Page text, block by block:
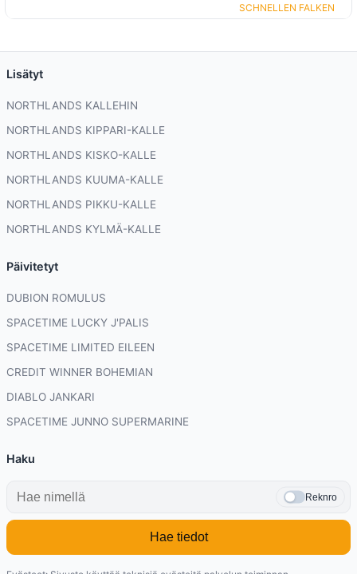
SCHNELLEN FALKEN
Lisätyt
NORTHLANDS KALLEHIN
NORTHLANDS KIPPARI-KALLE
NORTHLANDS KISKO-KALLE
NORTHLANDS KUUMA-KALLE
NORTHLANDS PIKKU-KALLE
NORTHLANDS KYLMÄ-KALLE
Päivitetyt
DUBION ROMULUS
SPACETIME LUCKY J'PALIS
SPACETIME LIMITED EILEEN
CREDIT WINNER BOHEMIAN
DIABLO JANKARI
SPACETIME JUNNO SUPERMARINE
Haku
Reknro
Hae tiedot